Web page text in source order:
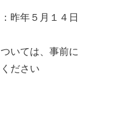
年５月１４日
いては、事前に
ださい